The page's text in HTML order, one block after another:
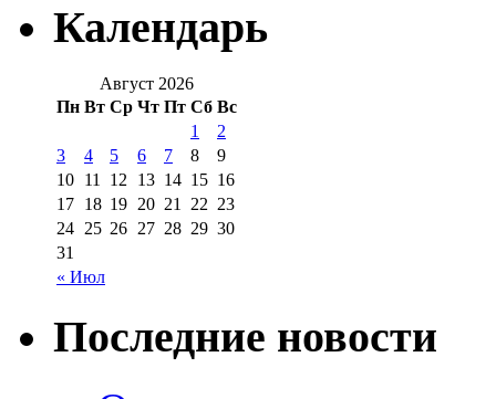
Календарь
Август 2026
Пн Вт Ср Чт Пт Сб Вс
« Июл
1
2
3
4 5 6 7 8
9
10 11 12 13 14 15 16
17 18 19 20 21 22 23
24 25 26 27 28 29 30
31
Последние новости